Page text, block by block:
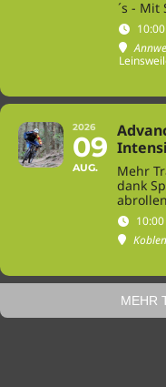
´s - Mit
2026
09
AUG.
Mehr
dank
abrollen
MEHR